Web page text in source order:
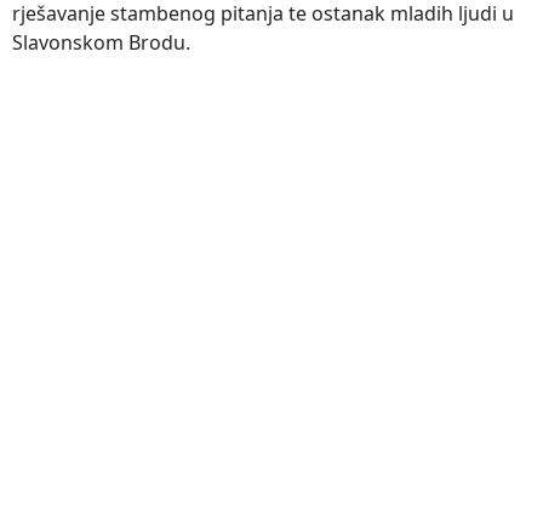
rješavanje stambenog pitanja te ostanak mladih ljudi u
Slavonskom Brodu.